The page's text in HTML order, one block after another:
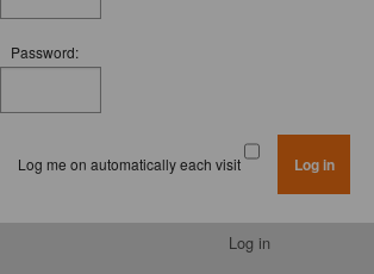
Password:
Log me on automatically each visit
Log in